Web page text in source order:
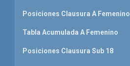
Posiciones Clausura A Femenino
Tabla Acumulada A Femenino
Posiciones Clausura Sub 18